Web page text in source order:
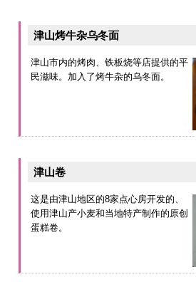
津山烤牛杂乌冬面
津山市内的烤肉、铁板烧等店提供的平
民滋味。加入了烤牛杂的乌冬面。
津山卷
这是由津山地区的8家点心房开发的、
使用津山产小麦和当地特产制作的原创
蛋糕卷。